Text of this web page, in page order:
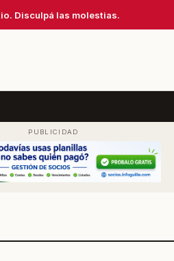
Disculpá las molestias.